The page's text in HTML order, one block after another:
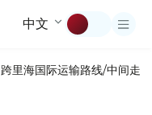
中文
跨里海国际运输路线/中间走廊